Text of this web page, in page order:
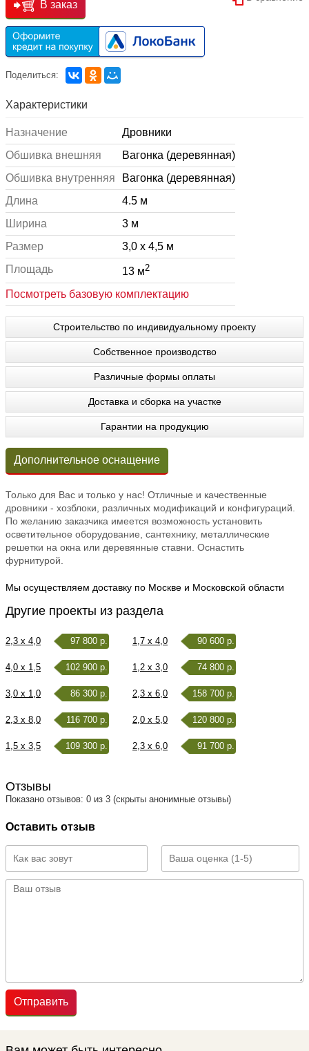
В заказ
Поделиться:
Характеристики
Назначение
Дровники
Обшивка внешняя
Вагонка (деревянная)
Обшивка внутренняя
Вагонка (деревянная)
Длина
4.5 м
Ширина
3 м
Размер
3,0 x 4,5 м
Площадь
13 м2
Посмотреть базовую комплектацию
Строительство по индивидуальному проекту
Собственное производство
Различные формы оплаты
Доставка и сборка на участке
Гарантии на продукцию
Дополнительное оснащение
Только для Вас и только у нас! Отличные и качественные
дровники - хозблоки, различных модификаций и конфигураций.
По желанию заказчика имеется возможность установить
осветительное оборудование, сантехнику, металлические
решетки на окна или деревянные ставни. Оснастить
фурнитурой.
Мы осуществляем доставку по Москве и Московской области
Другие проекты из раздела
2,3 x 4,0 97 800 р. 1,7 x 4,0 90 600 р.
4,0 x 1,5 102 900 р. 1,2 x 3,0 74 800 р.
3,0 x 1,0 86 300 р. 2,3 x 6,0 158 700 р.
2,3 x 8,0 116 700 р. 2,0 x 5,0 120 800 р.
1,5 x 3,5 109 300 р. 2,3 x 6,0 91 700 р.
Отзывы
Показано отзывов: 0 из 3 (скрыты анонимные отзывы)
Оставить отзыв
Отправить